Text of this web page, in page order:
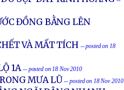
ĐỒNG BẰNG LÊN
VÀ MẤT TÍCH -- posted on 18
1A-- posted on 18 Nov 2010
MƯA LŨ -- posted on 18 Nov 2010